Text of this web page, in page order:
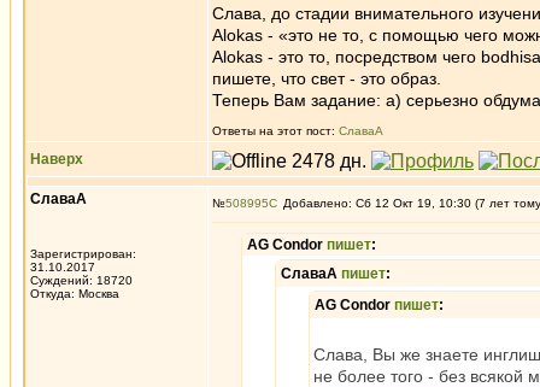
Слава, до стадии внимательного
Alokas - «это не то, с помощью чего
Alokas - это то, посредством чего
пишете, что свет - это образ.
Теперь Вам задание: а) серьезно
Ответы на этот пост: СлаваА
Наверх
СлаваА
Зарегистрирован:
31.10.2017
Суждений: 18720
Откуда: Москва
№508995 Добавлено: Сб 12 Окт 19, 10:30 (7 лет
AG Condor пишет:
СлаваА пишет:
AG Condor пишет:
Слава, Вы же знаете
не более того - без всякой